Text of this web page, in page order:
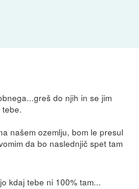
do njih in se jim
našem ozemlju, bom le presul
da bo naslednjič spet tam
kdaj tebe ni 100% tam...